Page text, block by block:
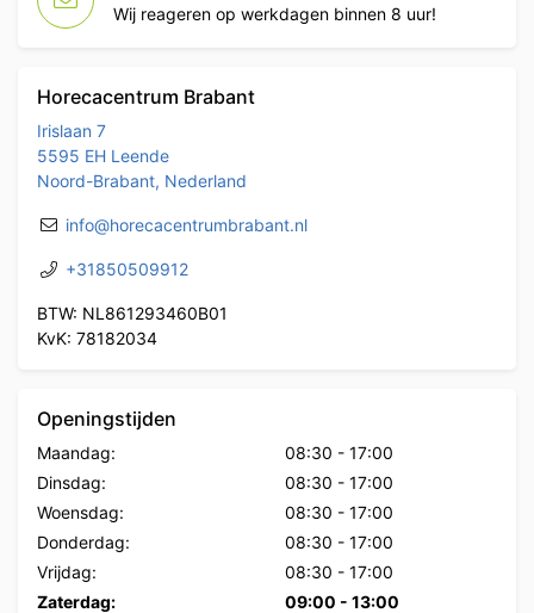
Wij reageren op werkdagen binnen 8 uur!
Horecacentrum Brabant
Irislaan 7
5595 EH Leende
Noord-Brabant, Nederland
info@horecacentrumbrabant.nl
+31850509912
BTW: NL861293460B01
KvK: 78182034
Openingstijden
Maandag: 08:30 - 17:00
Dinsdag:
08:30 - 17:00
Woensdag:
08:30 - 17:00
Donderdag:
08:30 - 17:00
Vrijdag:
08:30 - 17:00
Zaterdag:
09:00 - 13:00